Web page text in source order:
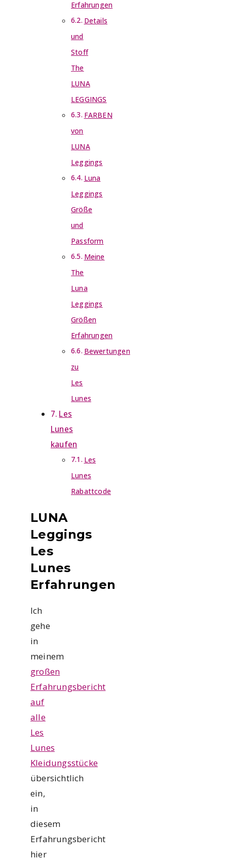
Erfahrungen
Details
und
Stoff
The
LUNA
LEGGINGS
FARBEN
von
LUNA
Leggings
Luna
Leggings
Größe
und
Passform
Meine
The
Luna
Leggings
Größen
Erfahrungen
Bewertungen
zu
Les
Lunes
Les
Lunes
kaufen
Les
Lunes
Rabattcode
LUNA
Leggings
Les
Lunes
Erfahrungen
Ich
gehe
in
meinem
großen
Erfahrungsbericht
auf
alle
Les
Lunes
Kleidungsstücke
übersichtlich
ein,
in
diesem
Erfahrungsbericht
hier